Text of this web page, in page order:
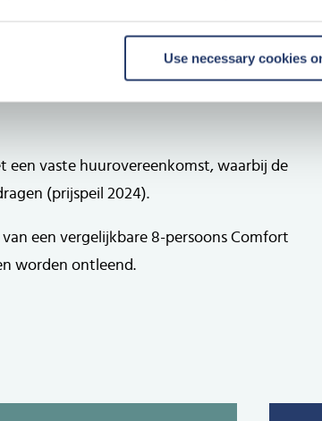
Use necessary cookies
op de begane grond
toilet op de verdieping
een vaste huurovereenkomst, waarbij de
(prijspeil 2024).
een vergelijkbare 8-persoons Comfort
worden ontleend.